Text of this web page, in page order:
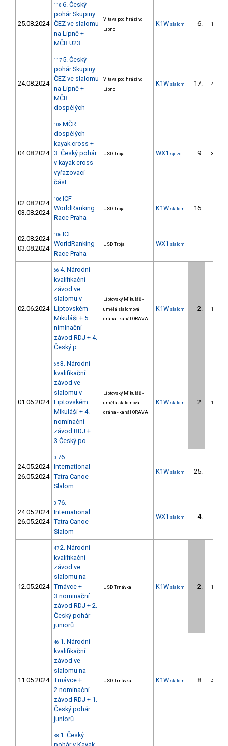
25.08.2024
118 6. Český
pohár Skupiny
ČEZ ve slalomu
na Lipně +
MČR U23
Vltava pod hrází vd
Lipno I
K1W slalom 6. 1/DS
24.08.2024
117 5. Český
pohár Skupiny
ČEZ ve slalomu
na Lipně +
MČR
dospělých
Vltava pod hrází vd
Lipno I
K1W slalom 17. 4/DS
04.08.2024
108 MČR
dospělých
kayak cross +
3. Český pohár
v kayak cross -
vyřazovací
část
USD Troja WX1 sjezd 9. 3/DS
02.08.2024
03.08.2024
106 ICF
WorldRanking
Race Praha
USD Troja K1W slalom 16.
02.08.2024
03.08.2024
106 ICF
WorldRanking
Race Praha
USD Troja WX1 slalom
02.06.2024
66 4. Národní
kvalifikační
závod ve
slalomu v
Liptovském
Mikuláši + 5.
niminační
závod RDJ + 4.
Český p
Liptovský Mikuláš -
umělá slalomová
dráha - kanál ORAVA
K1W slalom 2. 1/DS
01.06.2024
65 3. Národní
kvalifikační
závod ve
slalomu v
Liptovském
Mikuláši + 4.
nominační
závod RDJ +
3.Český po
Liptovský Mikuláš -
umělá slalomová
dráha - kanál ORAVA
K1W slalom 2. 1/DS
24.05.2024
26.05.2024
0 76.
International
Tatra Canoe
Slalom
K1W slalom 25.
24.05.2024
26.05.2024
0 76.
International
Tatra Canoe
Slalom
WX1 slalom 4.
12.05.2024
47 2. Národní
kvalifikační
závod ve
slalomu na
Trnávce +
3.nominační
závod RDJ + 2.
Český pohár
juniorů
USD Trnávka K1W slalom 2. 1/DS
11.05.2024
46 1. Národní
kvalifikační
závod ve
slalomu na
Trnávce +
2.nominační
závod RDJ + 1.
Český pohár
juniorů
USD Trnávka K1W slalom 8. 4/DS
38 1. Český